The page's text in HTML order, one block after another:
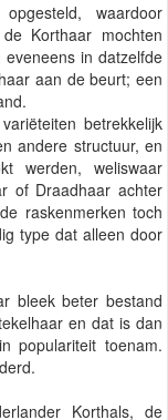
waardoor
Korthaar mochten
in datzelfde
aan de beurt; een
betrekkelijk
andere structuur, en
werden, weliswaar
of Draadhaar achter
raskenmerken toch
type dat alleen door
bleek beter bestand
en dat is dan
populariteit toenam.
Korthals, de